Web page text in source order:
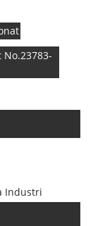
No.23783-
Industri